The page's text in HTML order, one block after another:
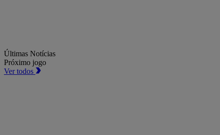
Últimas Notícias
Próximo jogo
Ver todos